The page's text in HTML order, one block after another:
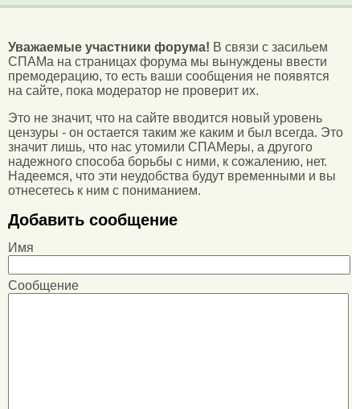
Уважаемые участники форума! В связи с засильем
СПАМа на страницах форума мы вынуждены ввести
премодерацию, то есть ваши сообщения не появятся
на сайте, пока модератор не проверит их.
Это не значит, что на сайте вводится новый уровень
цензуры - он остается таким же каким и был всегда. Это
значит лишь, что нас утомили СПАМеры, а другого
надежного способа борьбы с ними, к сожалению, нет.
Надеемся, что эти неудобства будут временными и вы
отнесетесь к ним с пониманием.
Добавить сообщение
Имя
Сообщение